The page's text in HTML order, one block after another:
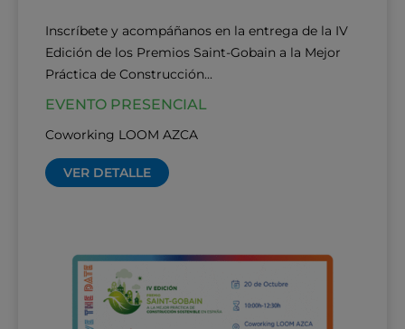
Inscríbete y acompáñanos en la entrega de la IV
Edición de los Premios Saint-Gobain a la Mejor
Práctica de Construcción...
EVENTO PRESENCIAL
Coworking LOOM AZCA
VER DETALLE